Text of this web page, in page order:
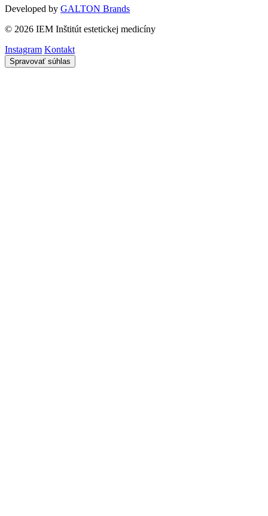
Developed by GALTON Brands
© 2026 IEM Inštitút estetickej medicíny
Instagram Kontakt
Spravovať súhlas